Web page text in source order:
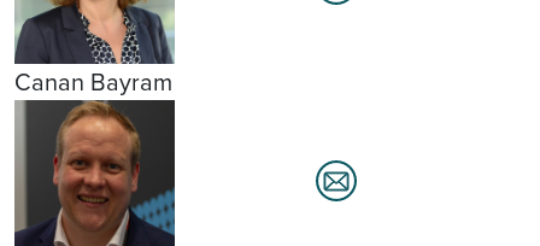
Canan Bayram